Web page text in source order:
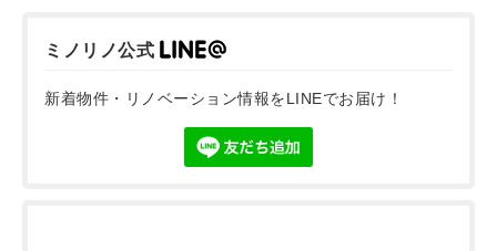
ミノリノ公式
新着物件・リノベーション情報をLINEでお届け！